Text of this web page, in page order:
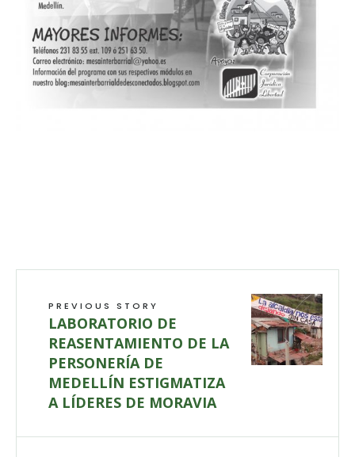
PREVIOUS STORY
LABORATORIO DE
REASENTAMIENTO DE LA
PERSONERÍA DE
MEDELLÍN ESTIGMATIZA
A LÍDERES DE MORAVIA